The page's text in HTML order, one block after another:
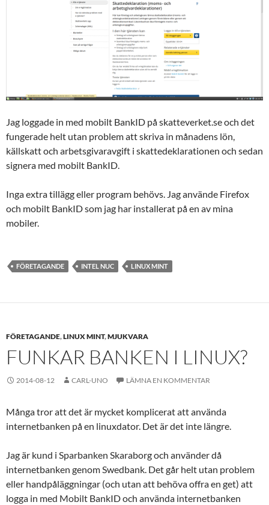
Jag loggade in med mobilt BankID på skatteverket.se och det
fungerade helt utan problem att skriva in månadens lön,
källskatt och arbetsgivaravgift i skattedeklarationen och sedan
signera med mobilt BankID.
Inga extra tillägg eller program behövs. Jag använde Firefox
och mobilt BankID som jag har installerat på en av mina
mobiler.
FÖRETAGANDE INTEL NUC LINUX MINT
FÖRETAGANDE,LINUX MINT,MJUKVARA
FUNKAR BANKEN I LINUX?
2014-08-12 CARL-UNO LÄMNA EN KOMMENTAR
Många tror att det är mycket komplicerat att använda
internetbanken på en linuxdator. Det är det inte längre.
Jag är kund i Sparbanken Skaraborg och använder då
internetbanken genom Swedbank. Det går helt utan problem
eller handpåläggningar (och utan att behöva offra en get) att
logga in med Mobilt BankID och använda internetbanken